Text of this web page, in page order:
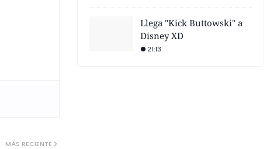
MÁS RECIENTE
Llega "Kick Buttowski" a
Disney XD
21:13